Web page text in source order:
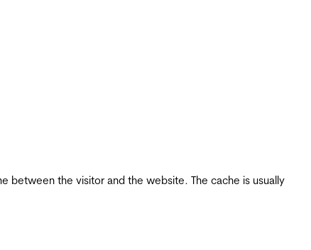
between the visitor and the website. The cache is usually